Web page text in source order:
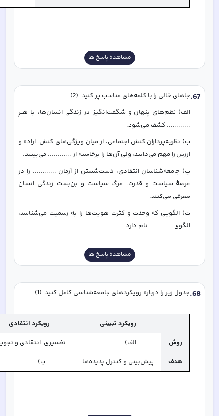
مشاهده پاسخ ها
67
.جاهای خالی را با کلمه‌های مناسب پر کنید. (2)
............ کشف می‌شود.
ارزش را مهم می‌دانند، ولی آن‌ها را برخاسته از ............ می‌بینند.
معرفی می‌کنند.
الگوی ............ نام دارد.
مشاهده پاسخ ها
68
.جدول زیر را درباره رویکردهای جامعه‌شناسی کامل کنید. (1)
رویکرد تبیینی
رویکرد انتقادی
روش
الف) ............
تفسیری، انتقادی و
هدف
پیش‌بینی و کنترل پدیده‌ها ب) ............